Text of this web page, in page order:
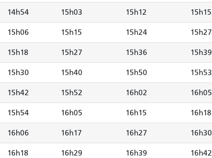
14h54 15h03 15h12 15h15
15h06 15h15 15h24 15h27
15h18 15h27 15h36 15h39
15h30 15h40 15h50 15h53
15h42 15h52 16h02 16h05
15h54 16h05 16h15 16h18
16h06 16h17 16h27 16h30
16h18 16h29 16h39 16h42